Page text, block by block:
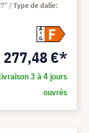
A
G
F
277,48 €*
3 à 4 jours
ouvrés
Type de dalle